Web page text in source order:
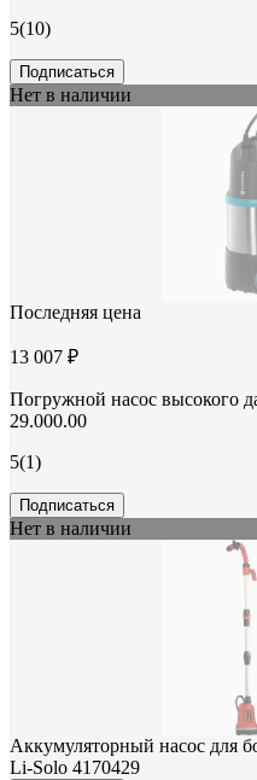
5(10)
Подписаться
Нет в наличии
Последняя цена
13 007 ₽
Погружной насос высокого
29.000.00
5(1)
Подписаться
Нет в наличии
Аккумуляторный насос для
Li-Solo 4170429